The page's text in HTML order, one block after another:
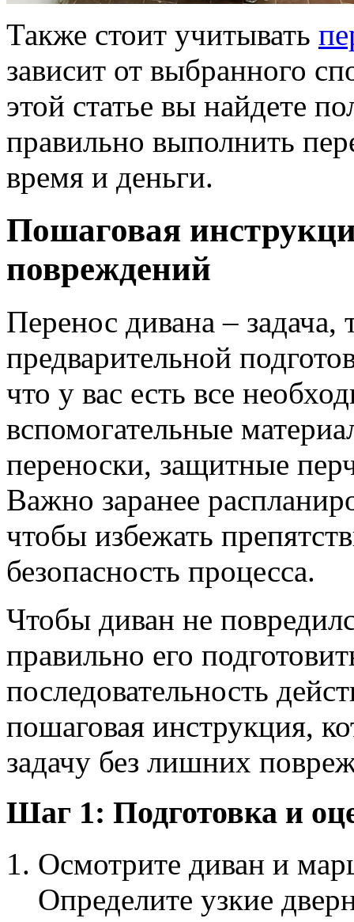
Также стоит учитывать
зависит от выбранного
этой статье вы найдете
правильно выполнить
время и деньги.
Пошаговая
повреждений
Перенос дивана –
предварительной
что у вас есть все
вспомогательные
переноски, защитные
Важно заранее
чтобы избежать
безопасность процесса.
Чтобы диван не
правильно его
последовательность
пошаговая инструкция,
задачу без лишних
Шаг 1: Подготовка и
Осмотрите диван и
Определите узкие